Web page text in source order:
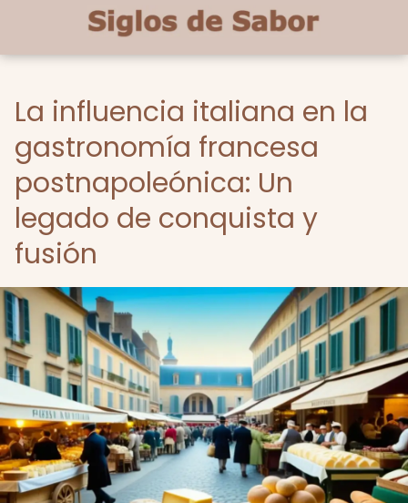
La influencia italiana en la
gastronomía francesa
postnapoleónica: Un
legado de conquista y
fusión